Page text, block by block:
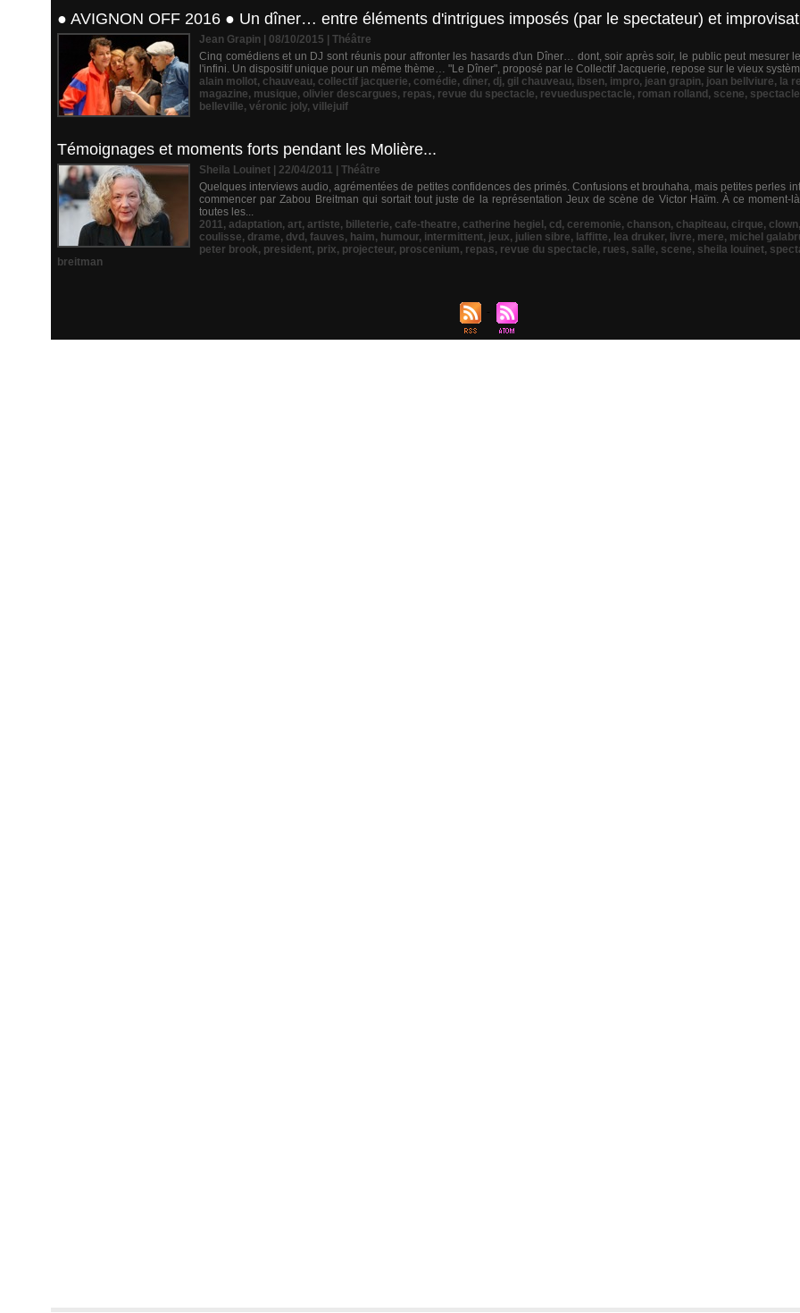
● AVIGNON OFF 2016 ● Un dîner… entre éléments d'intrigues imposés (par le spectateur) et
Jean Grapin | 08/10/2015
Théâtre
Cinq comédiens et un DJ sont réunis pour affronter les hasards d'un Dîner… dont, soir après soir, le public peut mesurer
l'infini. Un dispositif unique pour un même thème… "Le Dîner", proposé par le Collectif Jacquerie, repose sur le vieux
alain mollot, chauveau, collectif jacquerie, comédie, dîner, dj, gil chauveau, ibsen, impro, jean grapin, joan bellviure, la
magazine, musique, olivier descargues, repas, revue du spectacle, revueduspectacle, roman rolland , scene, spectacle
belleville, véronic joly, villejuif
Témoignages et moments forts pendant les Molière...
Sheila Louinet | 22/04/2011
Théâtre
Quelques interviews audio, agrémentées de petites confidences des primés. Confusions et brouhaha, mais petites perles
commencer par Zabou Breitman qui sortait tout juste de la représentation Jeux de scène de Victor Haïm. À ce moment-
toutes les...
2011, adaptation, art, artiste, billeterie, cafe-theatre, catherine hegiel , cd , ceremonie, chanson, chapiteau, cirque, clown,
coulisse, drame, dvd , fauves, haim, humour, intermittent, jeux, julien sibre, laffitte, lea druker, livre, mere, michel
peter brook, president, prix, projecteur, proscenium, repas, revue du spectacle, rues, salle, scene, sheila louinet,
breitman